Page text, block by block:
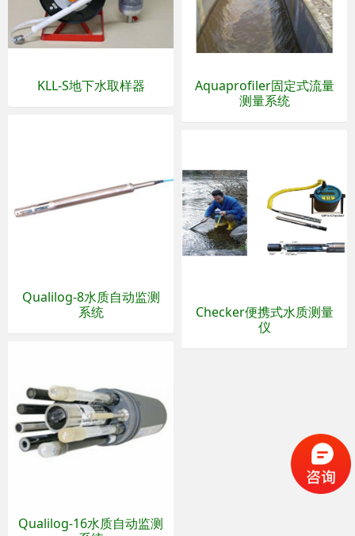
KLL-S地下水取样器
Aquaprofiler固定式流量
测量系统
Qualilog-8水质自动监测
系统
Checker便携式水质测量
仪
Qualilog-16水质自动监测